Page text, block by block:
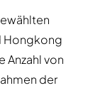
Hongkong
Anzahl von
der